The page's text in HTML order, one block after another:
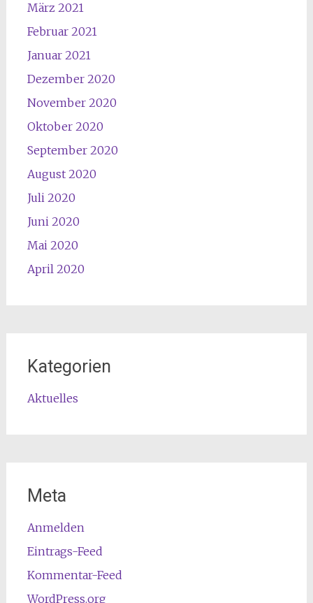
März 2021
Februar 2021
Januar 2021
Dezember 2020
November 2020
Oktober 2020
September 2020
August 2020
Juli 2020
Juni 2020
Mai 2020
April 2020
Kategorien
Aktuelles
Meta
Anmelden
Eintrags-Feed
Kommentar-Feed
WordPress.org